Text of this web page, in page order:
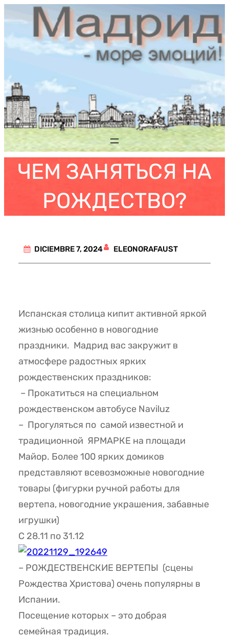
contenido
ЧЕМ ЗАНЯТЬСЯ НА
РОЖДЕСТВО?
DICIEMBRE 7, 2024 ELEONORAFAUST
Испанская столица кипит активной яркой
жизнью особенно в новогодние
праздники. Мадрид вас закружит в
атмосфере радостных ярких
рождественских праздников:
– Прокатиться на специальном
рождественском автобусе Naviluz
– Прогуляться по самой известной и
традиционной ЯРМАРКЕ на площади
Майор. Более 100 ярких домиков
представляют всевозможные новогодние
товары (фигурки ручной работы для
вертепа, новогодние украшения, забавные
игрушки)
С 28.11 по 31.12
– РОЖДЕСТВЕНСКИЕ ВЕРТЕПЫ (сцены
Рождества Христова) очень популярны в
Испании.
Посещение которых – это добрая
семейная традиция.